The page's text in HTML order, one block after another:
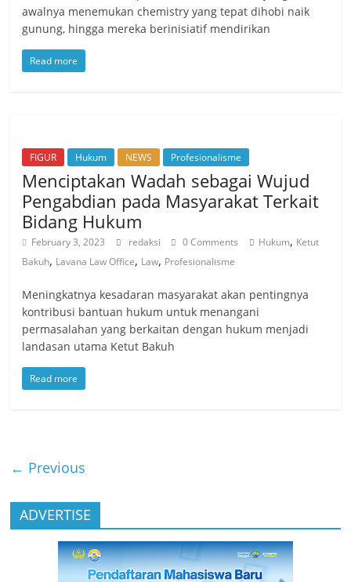
awalnya menemukan chemistry yang tepat dihobi naik
gunung, hingga mereka berinisiatif mendirikan
Read more
FIGUR Hukum NEWS Profesionalisme
Menciptakan Wadah sebagai Wujud
Pengabdian pada Masyarakat Terkait
Bidang Hukum
February 3, 2023 redaksi 0 Comments Hukum, Ketut
Bakuh, Lavana Law Office, Law, Profesionalisme
Meningkatnya kesadaran masyarakat akan pentingnya
kontribusi bantuan hukum untuk menangani
permasalahan yang berkaitan dengan hukum menjadi
landasan utama Ketut Bakuh
Read more
← Previous
ADVERTISE